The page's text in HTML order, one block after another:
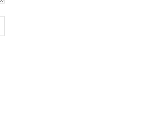
Internetowa: